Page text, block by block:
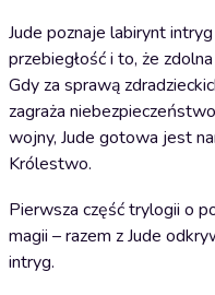
Jude poznaje labirynt
przebiegłość i to, że
Gdy za sprawą
zagraża
wojny, Jude gotowa jest
Królestwo.
Pierwsza część trylogii o
magii – razem z Jude
intryg.